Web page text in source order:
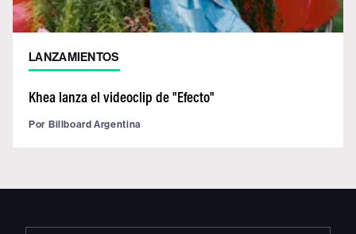
LANZAMIENTOS
Khea lanza el videoclip de "Efecto"
Por Billboard Argentina